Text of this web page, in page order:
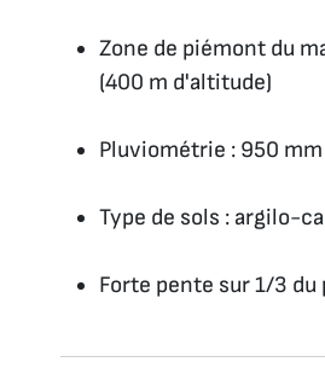
Zone de piémont du
(400 m d'altitude)
Pluviométrie : 950 mm
Type de sols : argilo-
Forte pente sur 1/3 du